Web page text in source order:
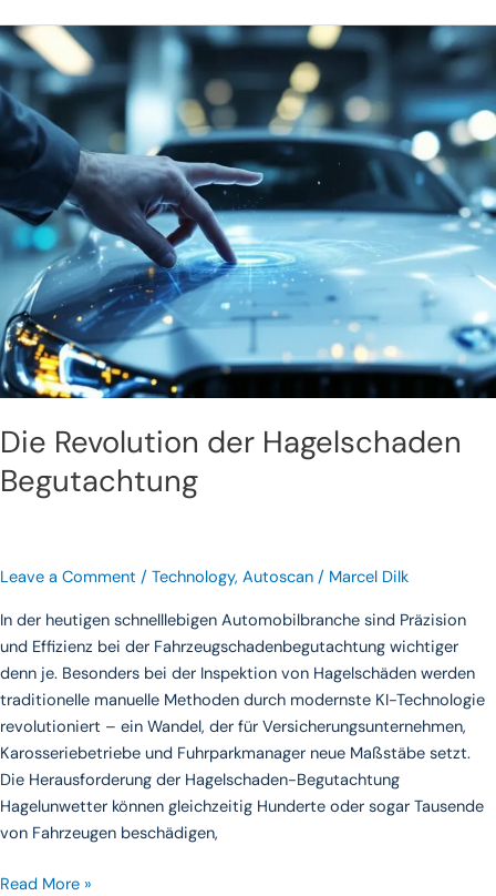
Die Revolution der Hagelschaden
Begutachtung
Leave a Comment / Technology, Autoscan / Marcel Dilk
In der heutigen schnelllebigen Automobilbranche sind Präzision
und Effizienz bei der Fahrzeugschadenbegutachtung wichtiger
denn je. Besonders bei der Inspektion von Hagelschäden werden
traditionelle manuelle Methoden durch modernste KI-Technologie
revolutioniert – ein Wandel, der für Versicherungsunternehmen,
Karosseriebetriebe und Fuhrparkmanager neue Maßstäbe setzt.
Die Herausforderung der Hagelschaden-Begutachtung
Hagelunwetter können gleichzeitig Hunderte oder sogar Tausende
von Fahrzeugen beschädigen,
Die
Revolution
der
Hagelschaden
Begutachtung
Read More »